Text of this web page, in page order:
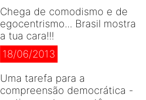
Chega de comodismo e de
egocentrismo... Brasil mostra
a tua cara!!!
18/06/2013
Uma tarefa para a
compreensão democrática -